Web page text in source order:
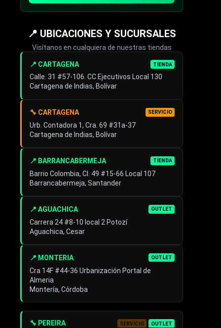
📍 UBICACIONES Y SUCURSALES
Visítanos en cualquiera de nuestras tiendas
📍 CARTAGENA TIENDA
Calle. 31 #57-106. CC Ejecutivos Local 130
Cartagena de Indias, Bolívar
🔧 CARTAGENA SERVICIO
Urb. Contadora 1, Cra. 69 #31a-37
Cartagena de Indias, Bolívar
📍 BARRANCABERMEJA TIENDA
Barrio Colombia, Cl. 49 #15-66 Local 107
Barrancabermeja, Santander
📍 AGUACHICA OUTLET
Carrera 24 #8-10 local 2 Potozí
Aguachica, Cesar
📍 MONTERIA OUTLET
Cra 14F #44-36 Urbanización Portal de
Almeria
Montería, Córdoba
🔧 PEREIRA SERVICIO OUTLET